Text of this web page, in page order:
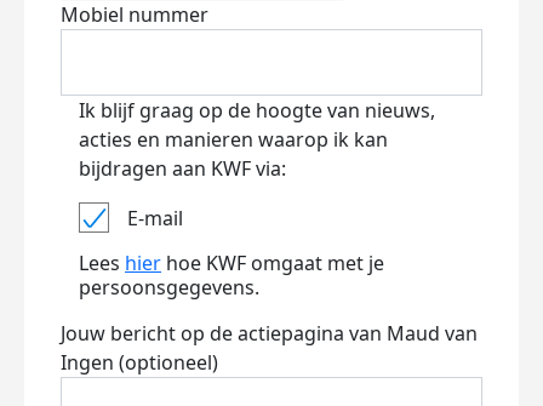
Mobiel nummer
Ik blijf graag op de hoogte van nieuws,
acties en manieren waarop ik kan
bijdragen aan KWF via:
E-mail
Lees hier hoe KWF omgaat met je
persoonsgegevens.
Jouw bericht op de actiepagina van Maud van
Ingen (optioneel)